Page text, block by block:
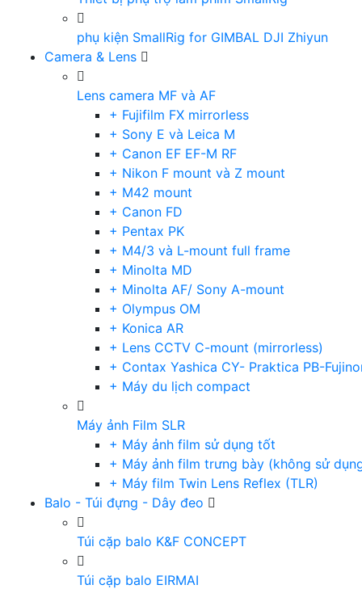
phụ kiện SmallRig for GIMBAL DJI Zhiyun
Camera & Lens
Lens camera MF và AF
+ Fujifilm FX mirrorless
+ Sony E và Leica M
+ Canon EF EF-M RF
+ Nikon F mount và Z mount
+ M42 mount
+ Canon FD
+ Pentax PK
+ M4/3 và L-mount full frame
+ Minolta MD
+ Minolta AF/ Sony A-mount
+ Olympus OM
+ Konica AR
+ Lens CCTV C-mount (mirrorless)
+ Contax Yashica CY- Praktica PB-
+ Máy du lịch compact
Máy ảnh Film SLR
+ Máy ảnh film sử dụng tốt
+ Máy ảnh film trưng bày (không sử
+ Máy film Twin Lens Reflex (TLR)
Balo - Túi đựng - Dây đeo
Túi cặp balo K&F CONCEPT
Túi cặp balo EIRMAI